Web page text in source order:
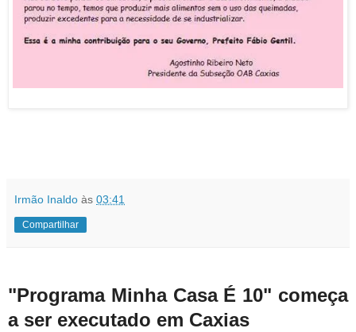
Irmão Inaldo às 03:41
Compartilhar
"Programa Minha Casa É 10" começa
a ser executado em Caxias